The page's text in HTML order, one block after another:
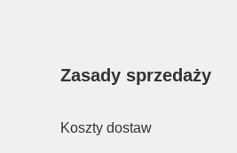
Zasady sprzedaży
Koszty dostaw